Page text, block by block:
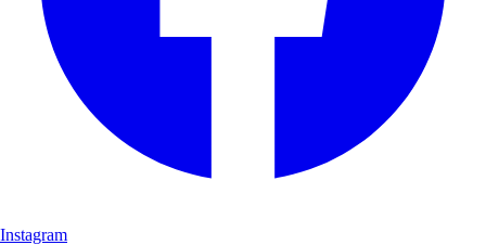
Instagram